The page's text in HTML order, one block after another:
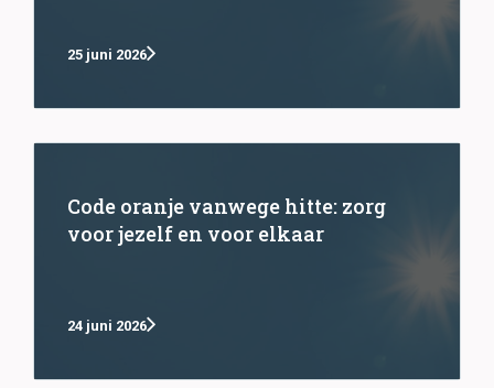
25 juni 2026
Code oranje vanwege hitte: zorg
voor jezelf en voor elkaar
24 juni 2026